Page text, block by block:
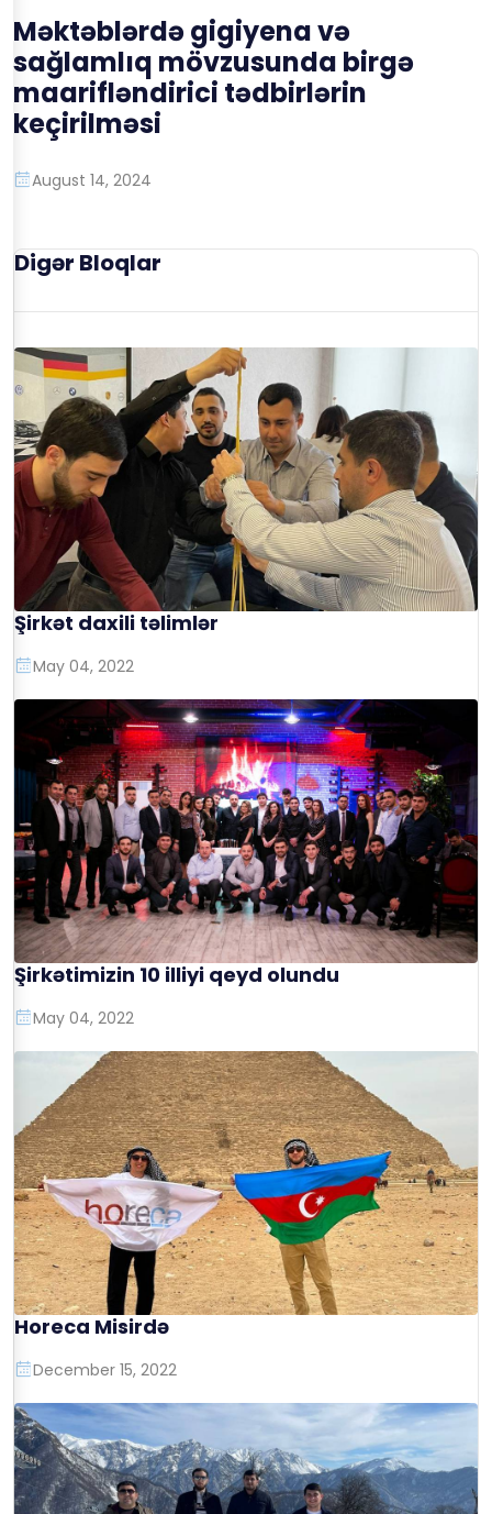
Məktəblərdə gigiyena və
sağlamlıq mövzusunda birgə
maarifləndirici tədbirlərin
keçirilməsi
August 14, 2024
Digər Bloqlar
Şirkət daxili təlimlər
May 04, 2022
Şirkətimizin 10 illiyi qeyd olundu
May 04, 2022
Horeca Misirdə
December 15, 2022